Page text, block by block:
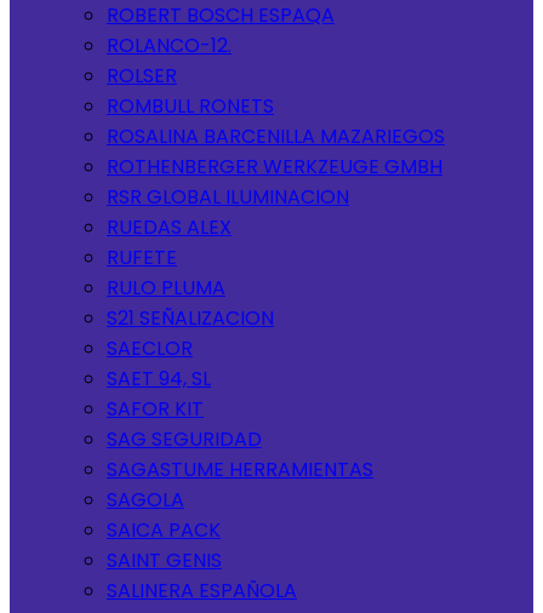
ROBERT BOSCH ESPAQA
ROLANCO-12.
ROLSER
ROMBULL RONETS
ROSALINA BARCENILLA MAZARIEGOS
ROTHENBERGER WERKZEUGE GMBH
RSR GLOBAL ILUMINACION
RUEDAS ALEX
RUFETE
RULO PLUMA
S21 SEÑALIZACION
SAECLOR
SAET 94, SL
SAFOR KIT
SAG SEGURIDAD
SAGASTUME HERRAMIENTAS
SAGOLA
SAICA PACK
SAINT GENIS
SALINERA ESPAÑOLA